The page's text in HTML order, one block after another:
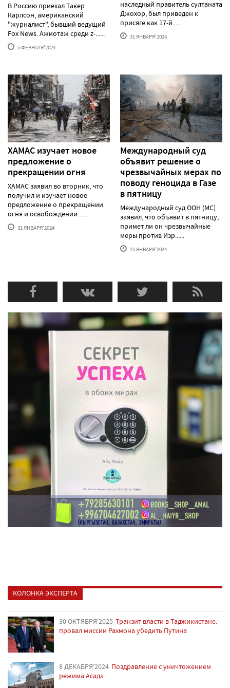
В Россию приехал Такер
Карлсон, американский
"журналист", бывший ведущий
Fox News. Ажиотаж среди z-......
5 ФЕВРАЛЯ'2024
наследный правитель султаната
Джохор, был приведен к
присяге как 17-й......
31 ЯНВАРЯ'2024
ХАМАС изучает новое
предложение о
прекращении огня
ХАМАС заявил во вторник, что
получил и изучает новое
предложение о прекращении
огня и освобождении ......
31 ЯНВАРЯ'2024
Международный суд
объявит решение о
чрезвычайных мерах по
поводу геноцида в Газе
в пятницу
Международный суд ООН (МС)
заявил, что объявит в пятницу,
примет ли он чрезвычайные
меры против Изр......
25 ЯНВАРЯ'2024
КОЛОНКА ЭКСПЕРТА
30 ОКТЯБРЯ'2025 Транзит власти в Таджикистане:
провал миссии Рахмона убедить Путина
8 ДЕКАБРЯ'2024 Поздравление с уничтожением
режима Асада